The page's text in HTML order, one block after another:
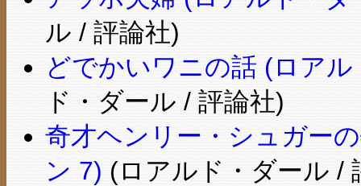
ル / 評論社)
どでかいワニの話 (ロア
ド・ダール / 評論社)
奇才ヘンリー・シュガー
ン 7) (ロアルド・ダール /